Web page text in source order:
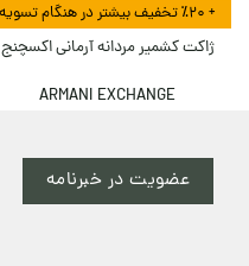
+ ٪۲۰ تخفیف بیشتر در هنگام تسویه
ژاکت کشمیر مردانه آرمانی اکسچنج
ARMANI EXCHANGE
عضویت در خبرنامه